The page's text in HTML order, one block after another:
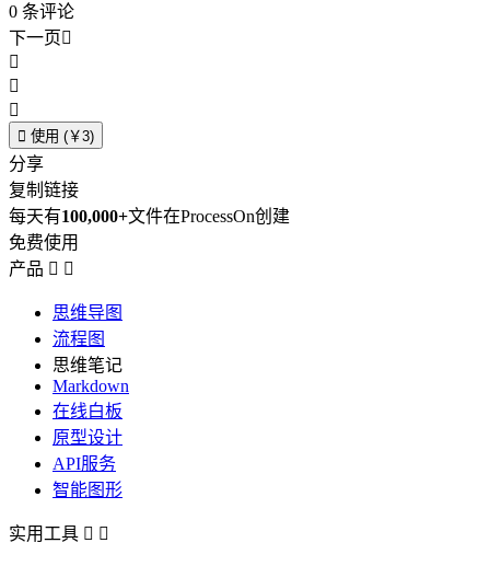
0 条评论
下一页



 使用 (￥3)
分享
复制链接
每天有100,000+文件在ProcessOn创建
免费使用
产品  
思维导图
流程图
思维笔记
Markdown
在线白板
原型设计
API服务
智能图形
实用工具  